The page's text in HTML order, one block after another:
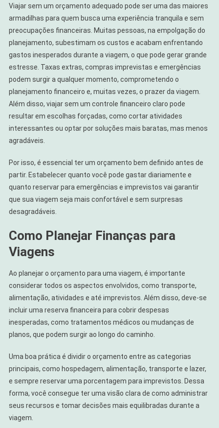
Viajar sem um orçamento adequado pode ser uma das maiores
armadilhas para quem busca uma experiência tranquila e sem
preocupações financeiras. Muitas pessoas, na empolgação do
planejamento, subestimam os custos e acabam enfrentando
gastos inesperados durante a viagem, o que pode gerar grande
estresse. Taxas extras, compras imprevistas e emergências
podem surgir a qualquer momento, comprometendo o
planejamento financeiro e, muitas vezes, o prazer da viagem.
Além disso, viajar sem um controle financeiro claro pode
resultar em escolhas forçadas, como cortar atividades
interessantes ou optar por soluções mais baratas, mas menos
agradáveis.
Por isso, é essencial ter um orçamento bem definido antes de
partir. Estabelecer quanto você pode gastar diariamente e
quanto reservar para emergências e imprevistos vai garantir
que sua viagem seja mais confortável e sem surpresas
desagradáveis.
Como Planejar Finanças para
Viagens
Ao planejar o orçamento para uma viagem, é importante
considerar todos os aspectos envolvidos, como transporte,
alimentação, atividades e até imprevistos. Além disso, deve-se
incluir uma reserva financeira para cobrir despesas
inesperadas, como tratamentos médicos ou mudanças de
planos, que podem surgir ao longo do caminho.
Uma boa prática é dividir o orçamento entre as categorias
principais, como hospedagem, alimentação, transporte e lazer,
e sempre reservar uma porcentagem para imprevistos. Dessa
forma, você consegue ter uma visão clara de como administrar
seus recursos e tomar decisões mais equilibradas durante a
viagem.